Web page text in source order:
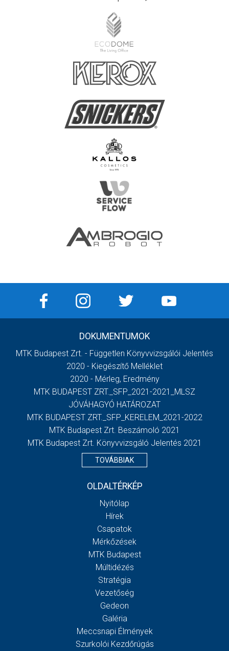
DOKUMENTUMOK
MTK Budapest Zrt. - Független Könyvvizsgálói Jelentés
2020 - Kiegészítő Melléklet
2020 - Mérleg, Eredmény
MTK BUDAPEST ZRT._SFP_2021-2021_MLSZ
JÓVÁHAGYÓ HATÁROZAT
MTK BUDAPEST ZRT._SFP_KERELEM_2021-2022
MTK Budapest Zrt. Beszámoló 2021
MTK Budapest Zrt. Könyvvizsgáló Jelentés 2021
TOVÁBBIAK
OLDALTÉRKÉP
Nyitólap
Hírek
Csapatok
Mérkőzések
MTK Budapest
Múltidézés
Stratégia
Vezetőség
Gedeon
Galéria
Meccsnapi Élmények
Szurkolói Kezdőrúgás